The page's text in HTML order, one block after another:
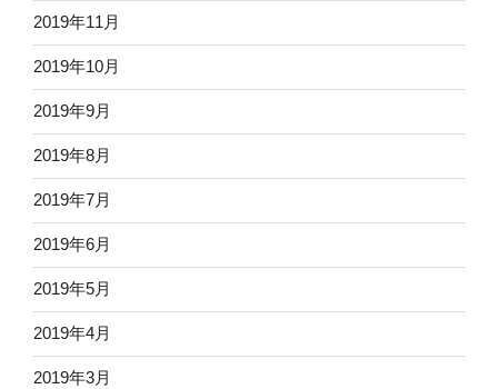
2019年11月
2019年10月
2019年9月
2019年8月
2019年7月
2019年6月
2019年5月
2019年4月
2019年3月